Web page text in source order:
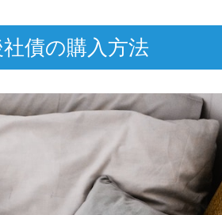
債の購入方法